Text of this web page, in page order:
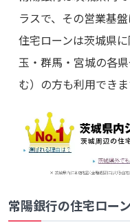
ラスで、その営業基
住宅ローンは茨城県
玉・群馬・宮城の各
む）の方も利用できま
常陽銀行の住宅ロー